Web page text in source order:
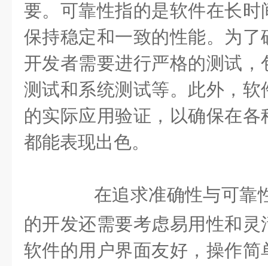
要。可靠性指的是软件在长
保持稳定和一致的性能。为
开发者需要进行严格的测试
测试和系统测试等。此外，
的实际应用验证，以确保在
都能表现出色。
在追求准确性与可靠
的开发还需要考虑易用性和
软件的用户界面友好，操作